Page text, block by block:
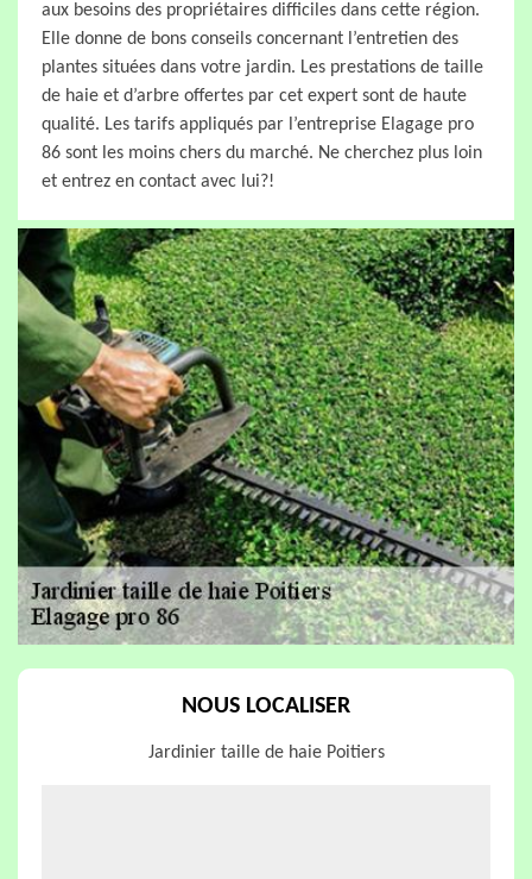
aux besoins des propriétaires difficiles dans cette région.
Elle donne de bons conseils concernant l’entretien des
plantes situées dans votre jardin. Les prestations de taille
de haie et d’arbre offertes par cet expert sont de haute
qualité. Les tarifs appliqués par l’entreprise Elagage pro
86 sont les moins chers du marché. Ne cherchez plus loin
et entrez en contact avec lui?!
NOUS LOCALISER
Jardinier taille de haie Poitiers